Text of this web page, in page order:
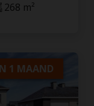
268 m²
1 MAAND